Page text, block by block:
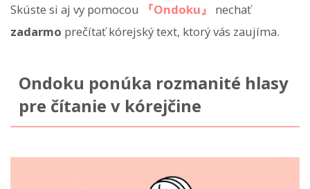
Skúste si aj vy pomocou 『Ondoku』
nechať
zadarmo prečítať kórejský text, ktorý vás zaujíma.
Ondoku ponúka rozmanité hlasy
pre čítanie v kórejčine